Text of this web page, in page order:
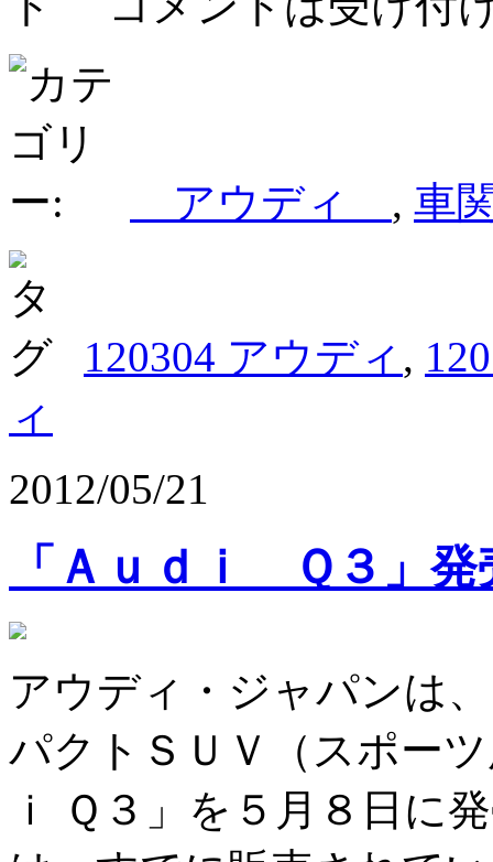
アウディ , 車
120304 アウディ ,
ィ
2012/05/21
「Ａｕｄｉ Ｑ３」発
アウディ・ジャパンは
パクトＳＵＶ（スポー
ｉ Ｑ３」を５月８日